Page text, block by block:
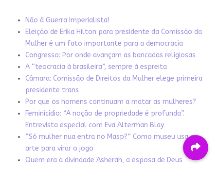
Não à Guerra Imperialista!
Eleição de Erika Hilton para presidente da Comissão da
Mulher é um fato importante para a democracia
Congresso: Por onde avançam as bancadas religiosas
A “teocracia à brasileira”, sempre à espreita
Câmara: Comissão de Direitos da Mulher elege primeira
presidente trans
Por que os homens continuam a matar as mulheres?
Feminicídio: “A noção de propriedade é profunda”.
Entrevista especial com Eva Alterman Blay
“Só mulher nua entra no Masp?” Como museu usa a
arte para virar o jogo
Quem era a divindade Asherah, a esposa de Deus